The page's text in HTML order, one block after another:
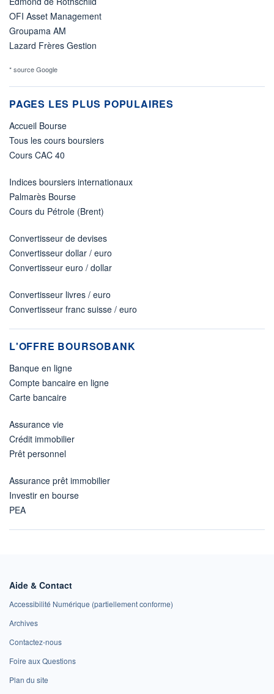
OFI Asset Management
Groupama AM
Lazard Frères Gestion
* source Google
PAGES LES PLUS POPULAIRES
Accueil Bourse
Tous les cours boursiers
Cours CAC 40
Indices boursiers internationaux
Palmarès Bourse
Cours du Pétrole (Brent)
Convertisseur de devises
Convertisseur dollar / euro
Convertisseur euro / dollar
Convertisseur livres / euro
Convertisseur franc suisse / euro
L'OFFRE BOURSOBANK
Banque en ligne
Compte bancaire en ligne
Carte bancaire
Assurance vie
Crédit immobilier
Prêt personnel
Assurance prêt immobilier
Investir en bourse
PEA
Aide & Contact
Accessibilité Numérique (partiellement conforme)
Archives
Contactez-nous
Foire aux Questions
Plan du site